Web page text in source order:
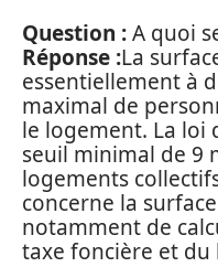
Question :A quoi
Réponse :La
essentiellement à
maximal de
le logement. La loi
seuil minimal de 9
logements
concerne la
notamment de
taxe foncière et du